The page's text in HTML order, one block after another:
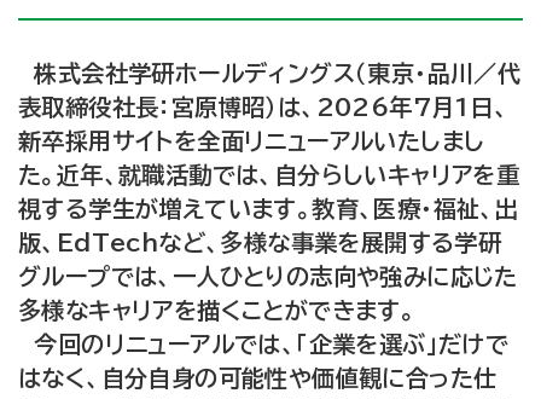
株式会社学研ホールディングス（東京・品川／代
表取締役社長：宮原博昭）は、2026年7月1日、
新卒採用サイトを全面リニューアルいたしまし
た。近年、就職活動では、自分らしいキャリアを重
視する学生が増えています。教育、医療・福祉、出
版、EdTechなど、多様な事業を展開する学研
グループでは、一人ひとりの志向や強みに応じた
多様なキャリアを描くことができます。
今回のリニューアルでは、「企業を選ぶ」だけで
はなく、自分自身の可能性や価値観に合った仕